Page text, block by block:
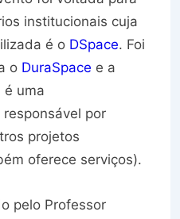
institucionais cuja
é o DSpace. Foi
o DuraSpace e a
é uma
por
projetos
oferece serviços).
pelo Professor